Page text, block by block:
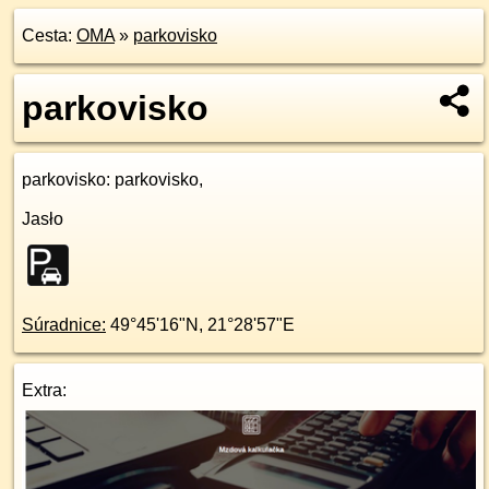
Cesta: OMA» parkovisko
parkovisko
parkovisko: parkovisko,
Jasło
Súradnice: 49°45'16"N , 21°28'57"E
Extra: